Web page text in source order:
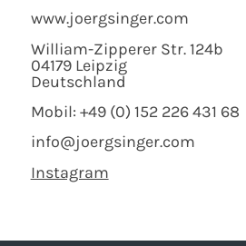
www.joergsinger.com
William-Zipperer Str. 124b
04179 Leipzig
Deutschland
Mobil: +49 (0) 152 226 431 68
info@joergsinger.com
Instagram